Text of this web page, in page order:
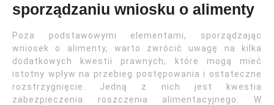
sporządzaniu wniosku o alimenty
Poza podstawowymi elementami, sporządzając
wniosek o alimenty, warto zwrócić uwagę na kilka
dodatkowych kwestii prawnych, które mogą mieć
istotny wpływ na przebieg postępowania i ostateczne
rozstrzygnięcie. Jedną z nich jest kwestia
zabezpieczenia roszczenia alimentacyjnego. W